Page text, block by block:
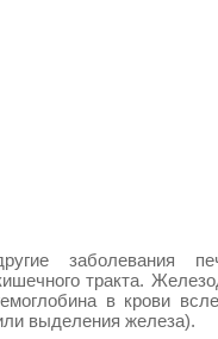
заболевания
тракта.
в крови
выделения железа).